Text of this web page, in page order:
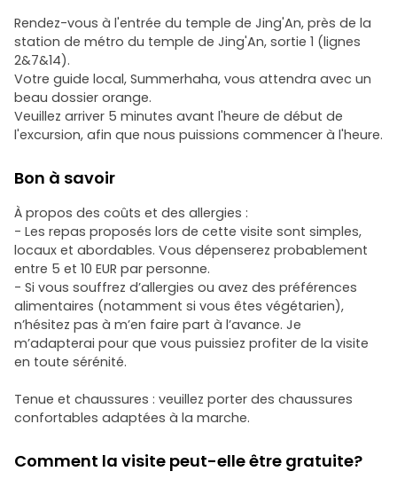
Rendez-vous à l'entrée du temple de Jing'An, près de la
station de métro du temple de Jing'An, sortie 1 (lignes
2&7&14).
Votre guide local, Summerhaha, vous attendra avec un
beau dossier orange.
Veuillez arriver 5 minutes avant l'heure de début de
l'excursion, afin que nous puissions commencer à l'heure.
Bon à savoir
À propos des coûts et des allergies :
- Les repas proposés lors de cette visite sont simples,
locaux et abordables. Vous dépenserez probablement
entre 5 et 10 EUR par personne.
- Si vous souffrez d’allergies ou avez des préférences
alimentaires (notamment si vous êtes végétarien),
n’hésitez pas à m’en faire part à l’avance. Je
m’adapterai pour que vous puissiez profiter de la visite
en toute sérénité.
Tenue et chaussures : veuillez porter des chaussures
confortables adaptées à la marche.
Comment la visite peut-elle être gratuite?